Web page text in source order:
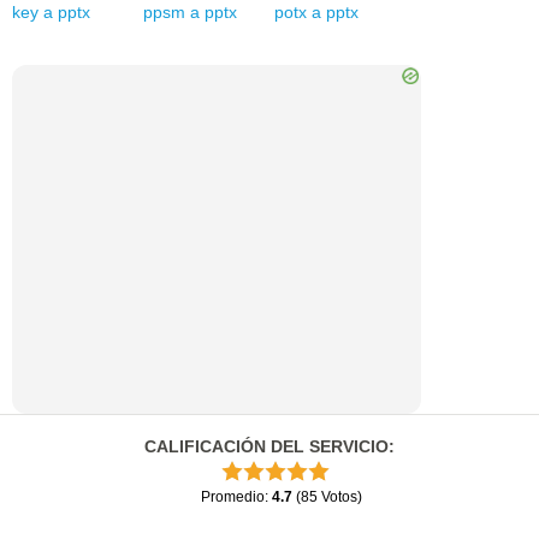
key a pptx ppsm a pptx potx a pptx
CALIFICACIÓN DEL SERVICIO:
Promedio: 4.7 (85 Votos)